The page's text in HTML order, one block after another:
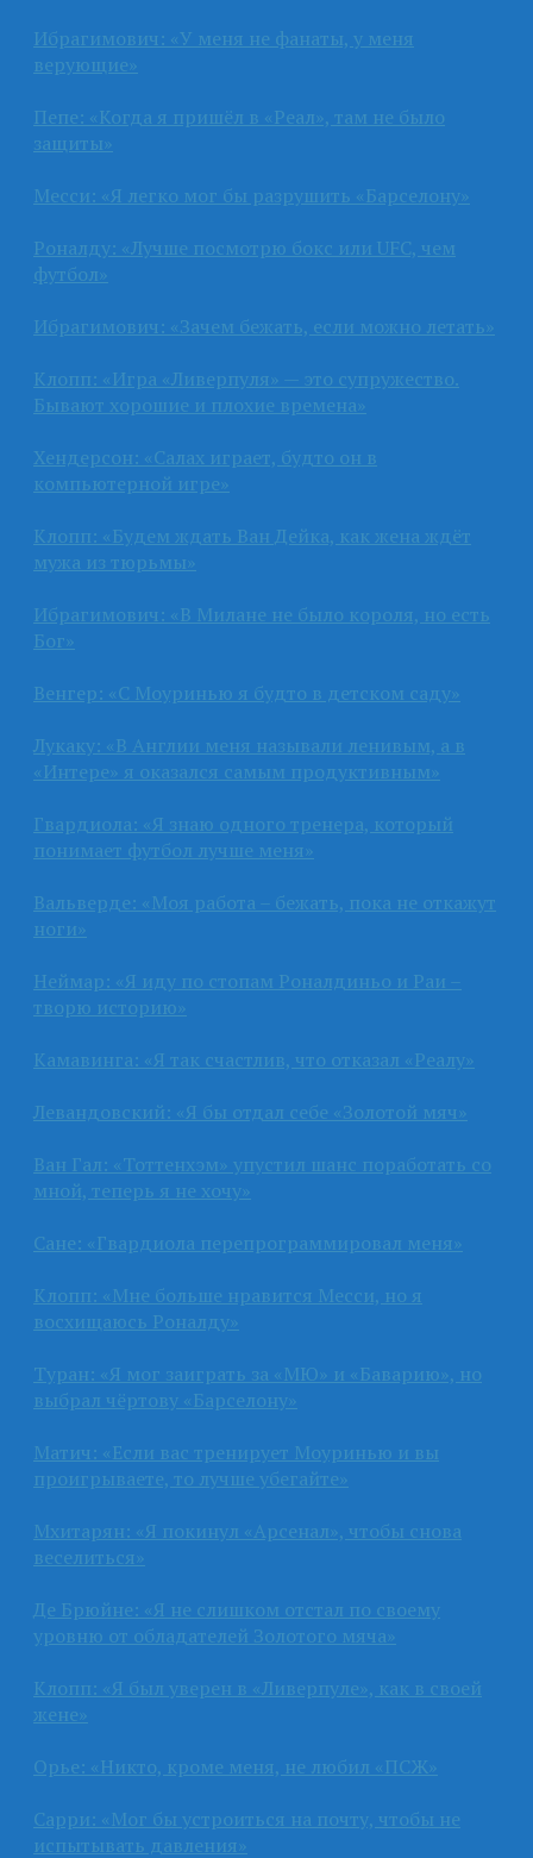
Ибрагимович: «У меня не фанаты, у меня
верующие»
Пепе: «Когда я пришёл в «Реал», там не было
защиты»
Месси: «Я легко мог бы разрушить «Барселону»
Роналду: «Лучше посмотрю бокс или UFC, чем
футбол»
Ибрагимович: «Зачем бежать, если можно летать»
Клопп: «Игра «Ливерпуля» — это супружество.
Бывают хорошие и плохие времена»
Хендерсон: «Салах играет, будто он в
компьютерной игре»
Клопп: «Будем ждать Ван Дейка, как жена ждёт
мужа из тюрьмы»
Ибрагимович: «В Милане не было короля, но есть
Бог»
Венгер: «С Моуринью я будто в детском саду»
Лукаку: «В Англии меня называли ленивым, а в
«Интере» я оказался самым продуктивным»
Гвардиола: «Я знаю одного тренера, который
понимает футбол лучше меня»
Вальверде: «Моя работа – бежать, пока не откажут
ноги»
Неймар: «Я иду по стопам Роналдиньо и Раи –
творю историю»
Камавинга: «Я так счастлив, что отказал «Реалу»
Левандовский: «Я бы отдал себе «Золотой мяч»
Ван Гал: «Тоттенхэм» упустил шанс поработать со
мной, теперь я не хочу»
Сане: «Гвардиола перепрограммировал меня»
Клопп: «Мне больше нравится Месси, но я
восхищаюсь Роналду»
Туран: «Я мог заиграть за «МЮ» и «Баварию», но
выбрал чёртову «Барселону»
Матич: «Если вас тренирует Моуринью и вы
проигрываете, то лучше убегайте»
Мхитарян: «Я покинул «Арсенал», чтобы снова
веселиться»
Де Брюйне: «Я не слишком отстал по своему
уровню от обладателей Золотого мяча»
Клопп: «Я был уверен в «Ливерпуле», как в своей
жене»
Орье: «Никто, кроме меня, не любил «ПСЖ»
Сарри: «Мог бы устроиться на почту, чтобы не
испытывать давления»